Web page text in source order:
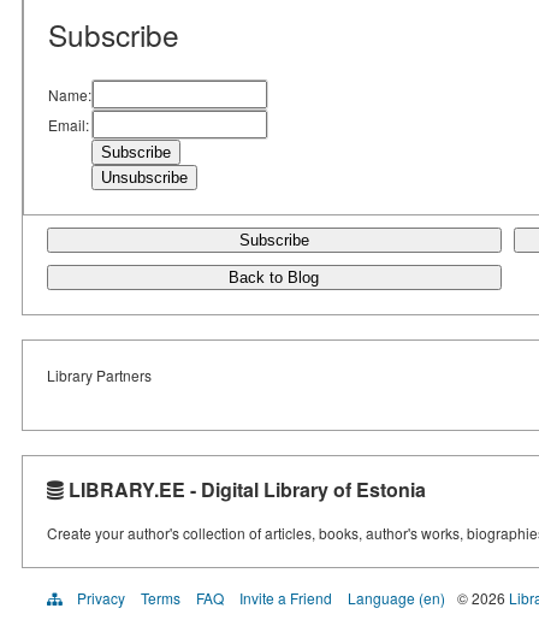
Subscribe
Name:
Email:
Subscribe
Back to Blog
Library Partners
LIBRARY.EE - Digital Library of Estonia
Create your author's collection of articles, books, author's works,
Privacy Terms FAQ Invite a Friend Language (en) © 2026